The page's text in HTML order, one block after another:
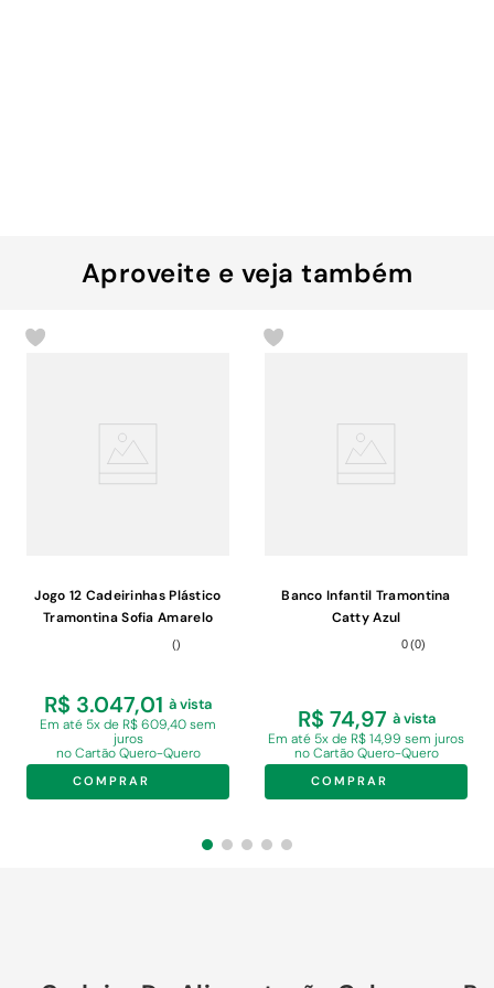
Aproveite e veja também
Jogo 12 Cadeirinhas Plástico
Tramontina Sofia Amarelo
Escola Brinquedoteca
()
R$ 3.047,01 à vista
Em até 5x de R$ 609,40 sem
juros
no Cartão Quero-Quero
COMPRAR
Banco Infantil Tramontina
Catty Azul
0(0)
R$ 74,97 à vista
Em até 5x de R$ 14,99 sem juros
no Cartão Quero-Quero
COMPRAR